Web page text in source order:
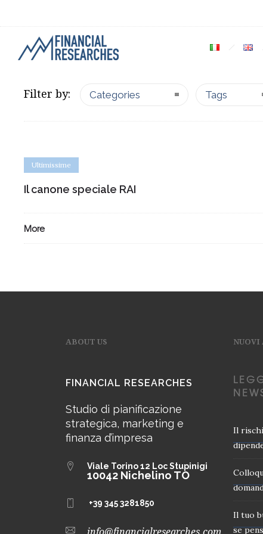
Filter by: Categories Tags
Ultimissime
Il canone speciale RAI
More
ABOUT US
FINANCIAL RESEARCHES
Studio di pianificazione
strategica, marketing e
finanza d’impresa
Viale Torino 12 Loc Stupinigi
10042 Nichelino TO
+39 345 3281850
NUOVI
Il
Il tuo
se